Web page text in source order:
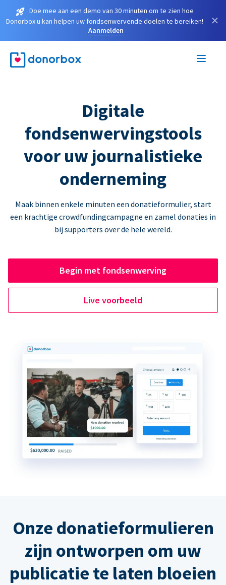
Doe mee aan een demo van 30 minuten om te zien hoe
Donorbox u kan helpen uw fondsenwervende doelen te bereiken!
Aanmelden
×
Digitale
fondsenwervingstools
voor uw journalistieke
onderneming
Maak binnen enkele minuten een donatieformulier, start
een krachtige crowdfundingcampagne en zamel donaties in
bij supporters over de hele wereld.
Begin met fondsenwerving
Live voorbeeld
Onze donatieformulieren
zijn ontworpen om uw
publicatie te laten bloeien